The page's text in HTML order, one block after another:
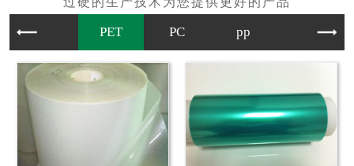
PET PC pp